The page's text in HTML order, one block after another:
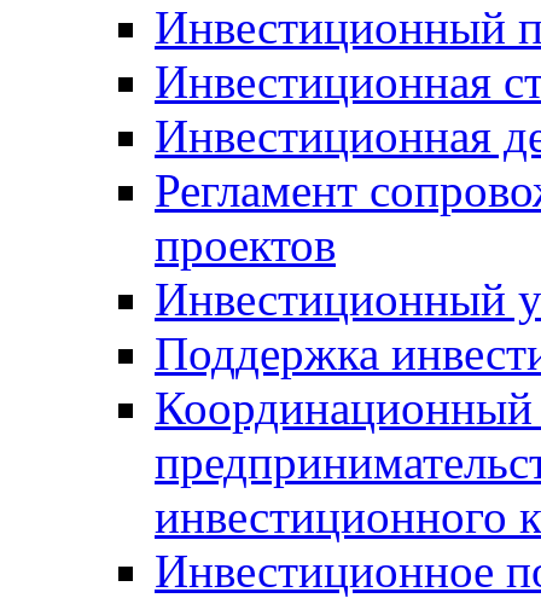
Инвестиционный
Инвестиционная
Инвестиционная
Регламент
проектов
Инвестиционный
Поддержка
Координационный
инвестиционного
Инвестиционное